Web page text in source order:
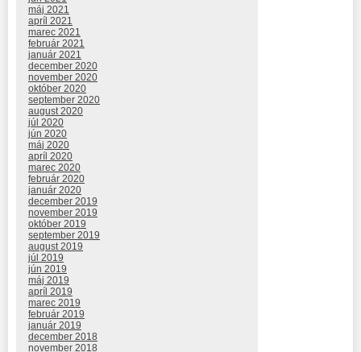
máj 2021
apríl 2021
marec 2021
február 2021
január 2021
december 2020
november 2020
október 2020
september 2020
august 2020
júl 2020
jún 2020
máj 2020
apríl 2020
marec 2020
február 2020
január 2020
december 2019
november 2019
október 2019
september 2019
august 2019
júl 2019
jún 2019
máj 2019
apríl 2019
marec 2019
február 2019
január 2019
december 2018
november 2018